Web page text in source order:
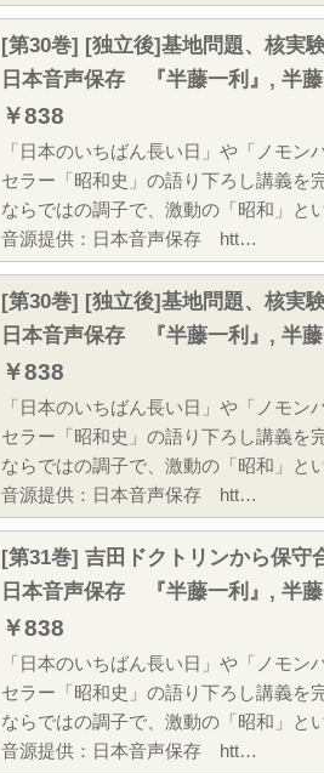
[第30巻] [独立後]基地問題、核実
日本音声保存 『半藤一利』, 半
￥838
「日本のいちばん長い日」や「ノモ
セラー「昭和史」の語り下ろし講義を
ならではの調子で、激動の「昭和」
音源提供：日本音声保存 htt…
[第30巻] [独立後]基地問題、核実
日本音声保存 『半藤一利』, 半
￥838
「日本のいちばん長い日」や「ノモ
セラー「昭和史」の語り下ろし講義を
ならではの調子で、激動の「昭和」
音源提供：日本音声保存 htt…
[第31巻] 吉田ドクトリンから保守
日本音声保存 『半藤一利』, 半
￥838
「日本のいちばん長い日」や「ノモ
セラー「昭和史」の語り下ろし講義を
ならではの調子で、激動の「昭和」
音源提供：日本音声保存 htt…